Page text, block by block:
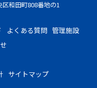
以内にお申し込み時に
、30日以内に課金となり
和田町808番地の1
よくある質問 管理施設
サイトマップ